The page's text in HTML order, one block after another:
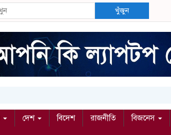
খুঁজুন
দেশ বিদেশ রাজনীতি বিজনেস